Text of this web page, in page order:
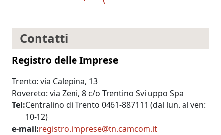
Contatti
Registro delle Imprese
Trento: via Calepina, 13
Rovereto: via Zeni, 8 c/o Trentino Sviluppo Spa
Tel Centralino di Trento 0461-887111 (dal lun. al ven:
10-12)
e-mail registro.imprese@tn.camcom.it